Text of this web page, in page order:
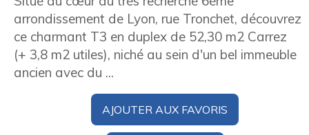
arrondissement de Lyon, rue Tronchet, découvrez
ce charmant T3 en duplex de 52,30 m2 Carrez
(+ 3,8 m2 utiles), niché au sein d'un bel immeuble
ancien avec du ...
AJOUTER AUX FAVORIS